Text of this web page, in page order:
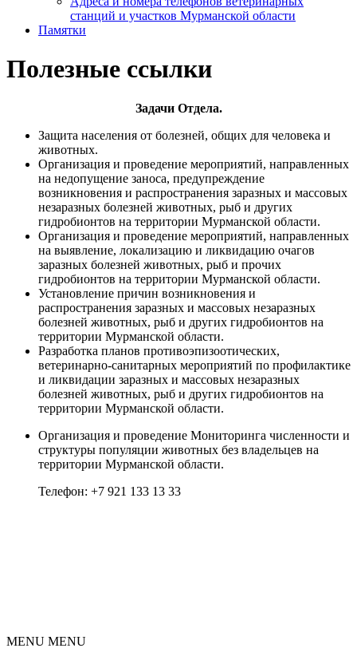
станций и участков Мурманской области
Памятки
Полезные ссылки
Задачи Отдела.
Защита населения от болезней, общих для человека и
животных.
Организация и проведение мероприятий, направленных
на недопущение заноса, предупреждение
возникновения и распространения заразных и массовых
незаразных болезней животных, рыб и других
гидробионтов на территории Мурманской области.
Организация и проведение мероприятий, направленных
на выявление, локализацию и ликвидацию очагов
заразных болезней животных, рыб и прочих
гидробионтов на территории Мурманской области.
Установление причин возникновения и
распространения заразных и массовых незаразных
болезней животных, рыб и других гидробионтов на
территории Мурманской области.
Разработка планов противоэпизоотических,
ветеринарно-санитарных мероприятий по профилактике
и ликвидации заразных и массовых незаразных
болезней животных, рыб и других гидробионтов на
территории Мурманской области.
Организация и проведение Мониторинга численности и
структуры популяции животных без владельцев на
территории Мурманской области.
Телефон: +7 921 133 13 33
MENU MENU